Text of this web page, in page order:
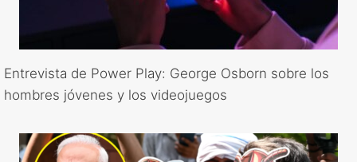
Entrevista de Power Play: George Osborn sobre los
hombres jóvenes y los videojuegos